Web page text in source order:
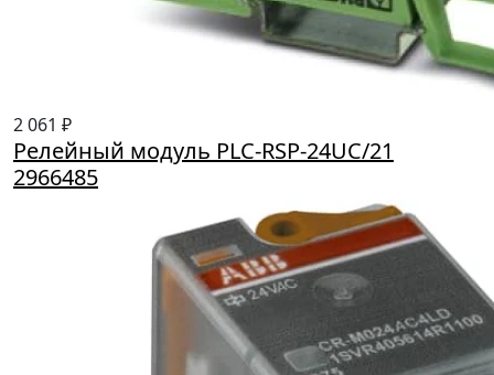
2 061 ₽
Релейный модуль PLC-RSP-24UC/21
2966485